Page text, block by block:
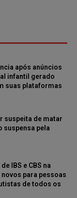
após anúncios
infantil gerado
suas plataformas
suspeita de matar
suspensa pela
IBS e CBS na
para pessoas
de todos os